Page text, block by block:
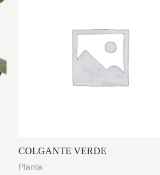
COLGANTE VERDE
Planta